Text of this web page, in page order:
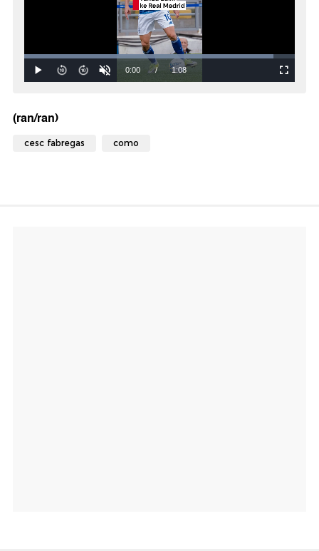
(ran/ran)
cesc fabregas como